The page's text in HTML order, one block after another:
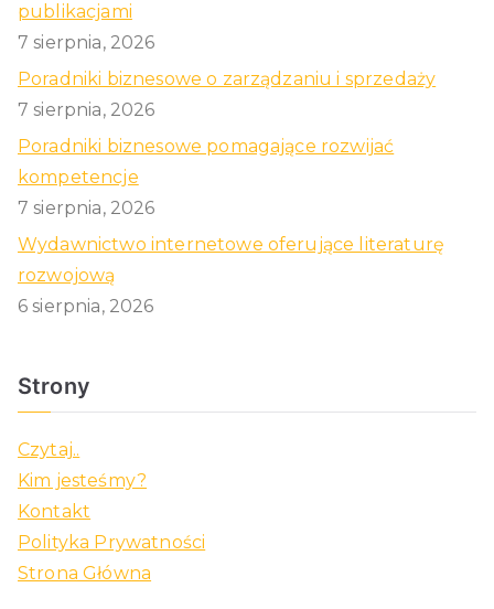
publikacjami
7 sierpnia, 2026
Poradniki biznesowe o zarządzaniu i sprzedaży
7 sierpnia, 2026
Poradniki biznesowe pomagające rozwijać
kompetencje
7 sierpnia, 2026
Wydawnictwo internetowe oferujące literaturę
rozwojową
6 sierpnia, 2026
Strony
Czytaj..
Kim jesteśmy?
Kontakt
Polityka Prywatności
Strona Główna